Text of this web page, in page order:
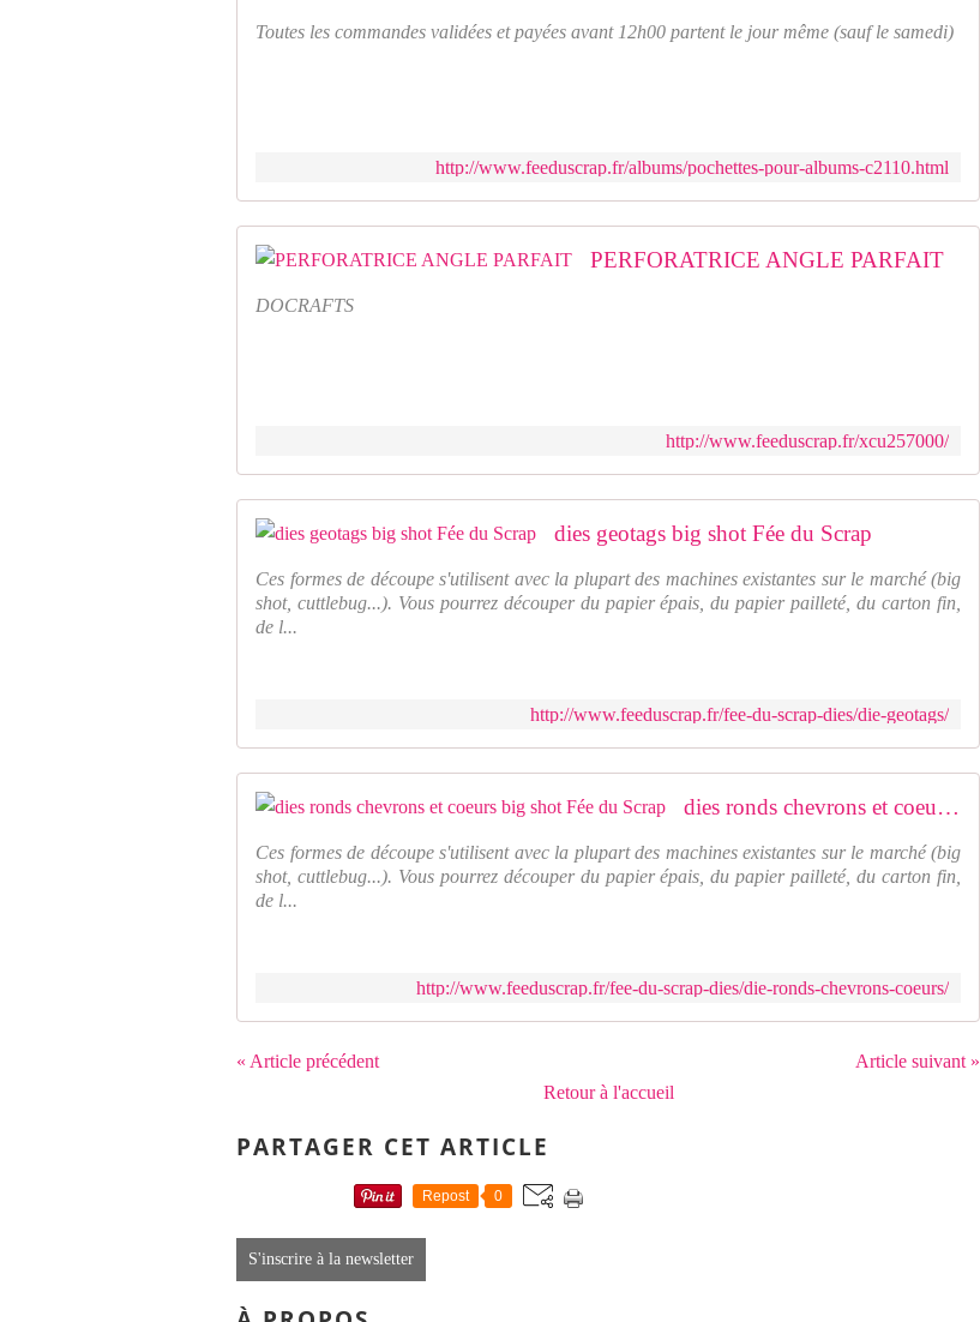
Toutes les commandes validées et payées avant 12h00 partent le jour même (sauf le samedi)
http://www.feeduscrap.fr/albums/pochettes-pour-albums-c2110.html
PERFORATRICE ANGLE PARFAIT
DOCRAFTS
http://www.feeduscrap.fr/xcu257000/
dies geotags big shot Fée du Scrap
Ces formes de découpe s'utilisent avec la plupart des machines existantes sur le marché (big
shot, cuttlebug...). Vous pourrez découper du papier épais, du papier pailleté, du carton fin,
de l...
http://www.feeduscrap.fr/fee-du-scrap-dies/die-geotags/
dies ronds chevrons et coeurs big shot Fée du Scrap
Ces formes de découpe s'utilisent avec la plupart des machines existantes sur le marché (big
shot, cuttlebug...). Vous pourrez découper du papier épais, du papier pailleté, du carton fin,
de l...
http://www.feeduscrap.fr/fee-du-scrap-dies/die-ronds-chevrons-coeurs/
« Article précédent
Article suivant »
Retour à l'accueil
PARTAGER CET ARTICLE
Repost 0
S'inscrire à la newsletter